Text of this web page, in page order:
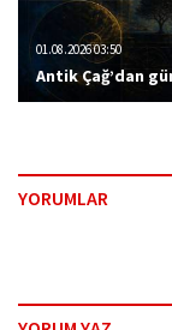
01.08.2026 03:50
Antik Çağ’dan
YORUMLAR